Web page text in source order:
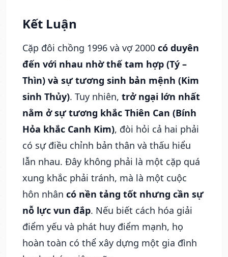
Kết Luận
Cặp đôi chồng 1996 và vợ 2000 có duyên
đến với nhau nhờ thế tam hợp (Tý –
Thìn) và sự tương sinh bản mệnh (Kim
sinh Thủy). Tuy nhiên, trở ngại lớn nhất
nằm ở sự tương khắc Thiên Can (Bính
Hỏa khắc Canh Kim), đòi hỏi cả hai phải
có sự điều chỉnh bản thân và thấu hiểu
lẫn nhau. Đây không phải là một cặp quá
xung khắc phải tránh, mà là một cuộc
hôn nhân có nền tảng tốt nhưng cần sự
nỗ lực vun đắp. Nếu biết cách hóa giải
điểm yếu và phát huy điểm mạnh, họ
hoàn toàn có thể xây dựng một gia đình